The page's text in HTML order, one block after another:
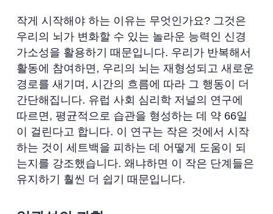
작게 시작해야 하는 이유는 무엇인가요? 그것은
우리의 뇌가 변화할 수 있는 놀라운 능력인 신경
가소성을 활용하기 때문입니다. 우리가 반복해서
활동에 참여하면, 우리의 뇌는 재형성되고 새로운
경로를 새기며, 시간의 흐름에 따라 그 행동이 더
간단해집니다. 유럽 사회 심리학 저널의 연구에
따르면, 평균적으로 습관을 형성하는 데 약 66일
이 걸린다고 합니다. 이 연구는 작은 것에서 시작
하는 것이 세트백을 피하는 데 어떻게 도움이 되
는지를 강조했습니다. 왜냐하면 이 작은 단계들은
유지하기 훨씬 더 쉽기 때문입니다.